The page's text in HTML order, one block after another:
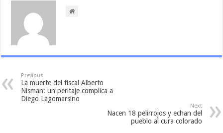
Previous
La muerte del fiscal Alberto
Nisman: un peritaje complica a
Diego Lagomarsino
Next
Nacen 18 pelirrojos y echan del
pueblo al cura colorado